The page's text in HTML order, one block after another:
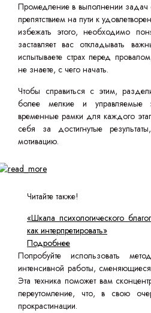
Промедление в выполнении задач
препятствием на пути к
избежать этого, необходимо
заставляет вас откладывать
испытываете страх перед
не знаете, с чего начать.
Чтобы справиться с этим,
более мелкие и управляемые
временные рамки для каждого
себя за достигнутые
мотивацию.
Читайте также!
«Шкала психологического
как интерпретировать»
Подробнее
Попробуйте использовать
интенсивной работы,
Эта техника поможет вам
переутомление, что, в свою
прокрастинации.